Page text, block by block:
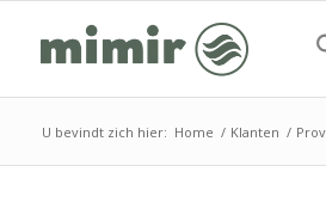
U bevindt zich hier: Home / Klanten /